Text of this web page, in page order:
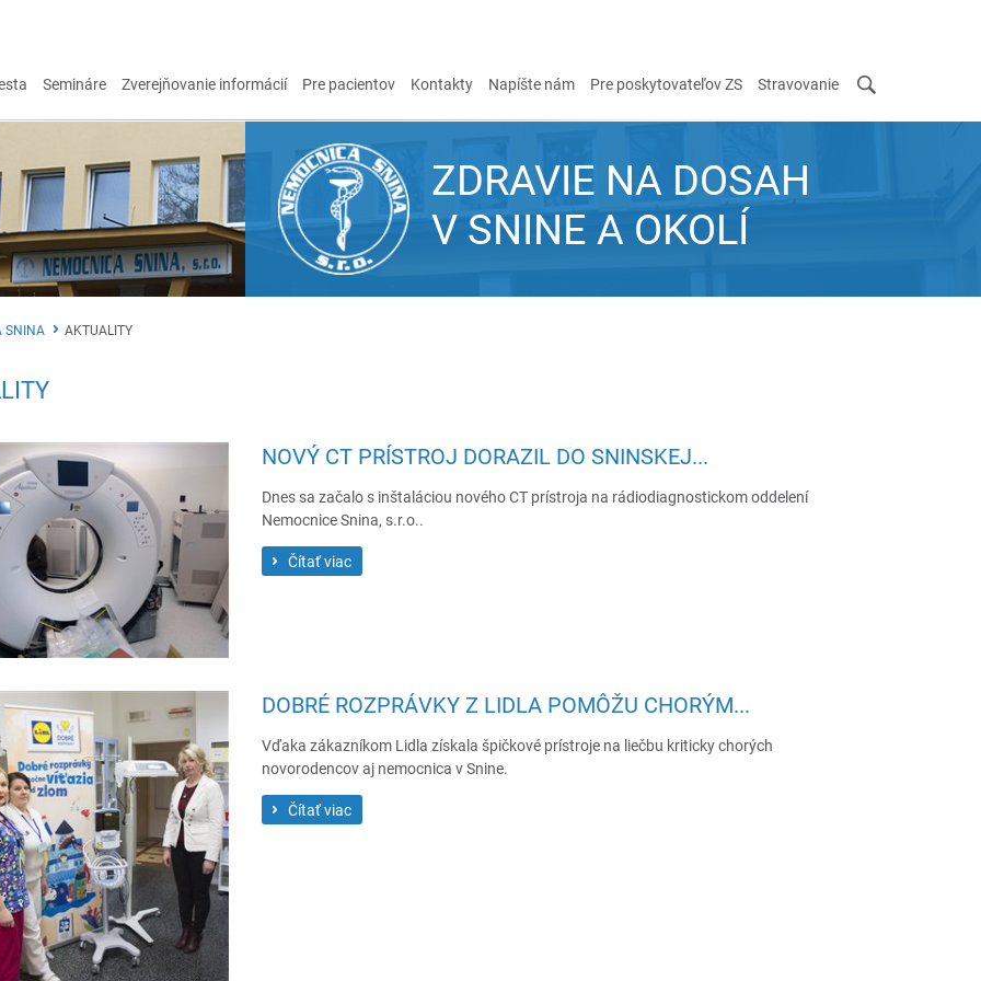
Semináre Zverejňovanie informácií Pre pacientov Kontakty Napíšte nám Pre poskytovateľov ZS Stravovanie
ZDRAVIE NA DOSAH
V SNINE A OKOLÍ
SNINA AKTUALITY
NOVÝ CT PRÍSTROJ DORAZIL DO SNINSKEJ...
Dnes sa začalo s inštaláciou nového CT prístroja na rádiodiagnostickom oddelení
Nemocnice Snina, s.r.o..
Čítať viac
DOBRÉ ROZPRÁVKY Z LIDLA POMÔŽU CHORÝM...
Vďaka zákazníkom Lidla získala špičkové prístroje na liečbu kriticky chorých
novorodencov aj nemocnica v Snine.
Čítať viac